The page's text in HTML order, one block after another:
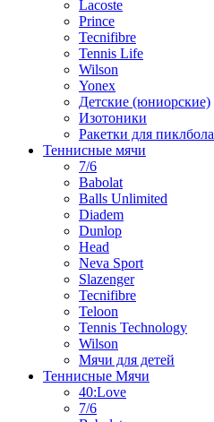
Lacoste
Prince
Tecnifibre
Tennis Life
Wilson
Yonex
Детские (юниорские)
Изотоники
Ракетки для пиклбола
Теннисные мячи
7/6
Babolat
Balls Unlimited
Diadem
Dunlop
Head
Neva Sport
Slazenger
Tecnifibre
Teloon
Tennis Technology
Wilson
Мячи для детей
Теннисные Мячи
40:Love
7/6